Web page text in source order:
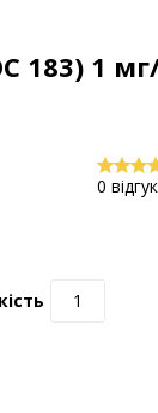
183) 1
0